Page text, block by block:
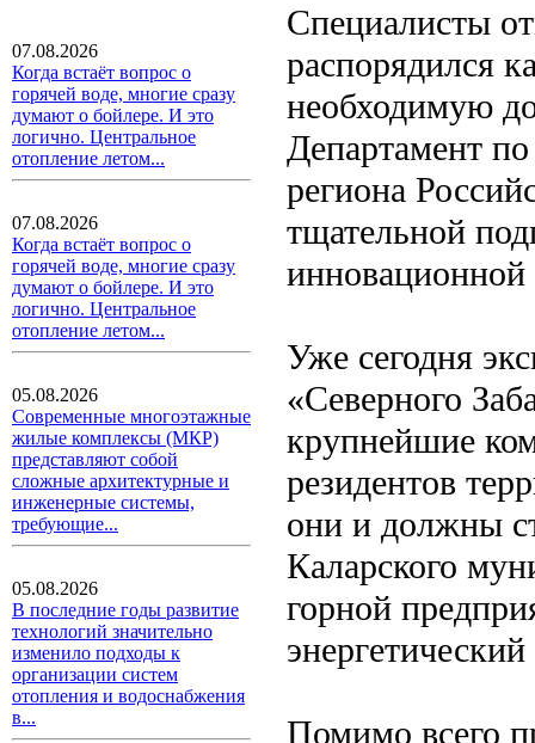
07.08.2026
Когда встаёт вопрос о
горячей воде, многие сразу
думают о бойлере. И это
логично. Центральное
отопление летом...
07.08.2026
Когда встаёт вопрос о
горячей воде, многие сразу
думают о бойлере. И это
логично. Центральное
отопление летом...
05.08.2026
Современные многоэтажные
жилые комплексы (МКР)
представляют собой
сложные архитектурные и
инженерные системы,
требующие...
05.08.2026
В последние годы развитие
технологий значительно
изменило подходы к
организации систем
отопления и водоснабжения
в...
Специалисты
распорядился
необходимую
Департамент
региона
тщательной
Уже сегодня
«Северного
крупнейшие
резидентов
они и должны
Каларского
горной
Помимо всего